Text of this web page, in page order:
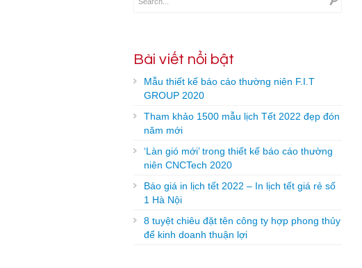
Bài viết nổi bật
Mẫu thiết kế báo cáo thường niên F.I.T
GROUP 2020
Tham khảo 1500 mẫu lịch Tết 2022 đẹp đón
năm mới
‘Làn gió mới’ trong thiết kế báo cáo thường
niên CNCTech 2020
Báo giá in lịch tết 2022 – In lịch tết giá rẻ số
1 Hà Nội
8 tuyệt chiêu đặt tên công ty hợp phong thủy
để kinh doanh thuận lợi